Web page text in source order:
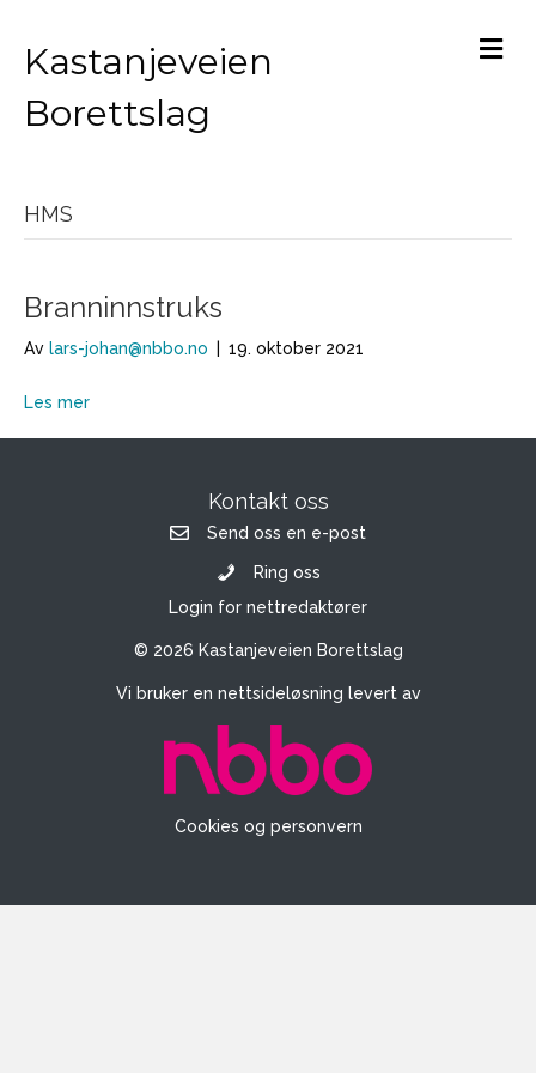
Kastanjeveien
Borettslag
HMS
Branninnstruks
Av lars-johan@nbbo.no 19. oktober 2021
Les mer
Kontakt oss
Send oss en e-post
Ring oss
Login for nettredaktører
© 2026 Kastanjeveien Borettslag
Vi bruker en nettsideløsning levert av
Cookies og personvern